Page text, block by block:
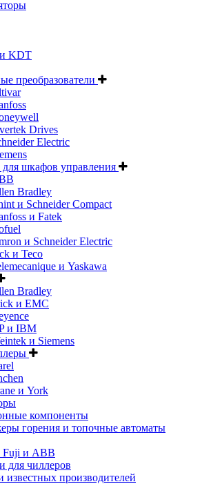
KDT
преобразователи
Drives
Electric
шкафов управления
Bradley
и Schneider Compact
и Fatek
и Schneider Electric
и Teco
и Yaskawa
Bradley
и EMC
и IBM
и Siemens
и York
компоненты
горения и топочные автоматы
и ABB
для чиллеров
известных производителей